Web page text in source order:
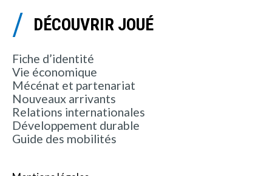
DÉCOUVRIR JOUÉ
Fiche d’identité
Vie économique
Mécénat et partenariat
Nouveaux arrivants
Relations internationales
Développement durable
Guide des mobilités